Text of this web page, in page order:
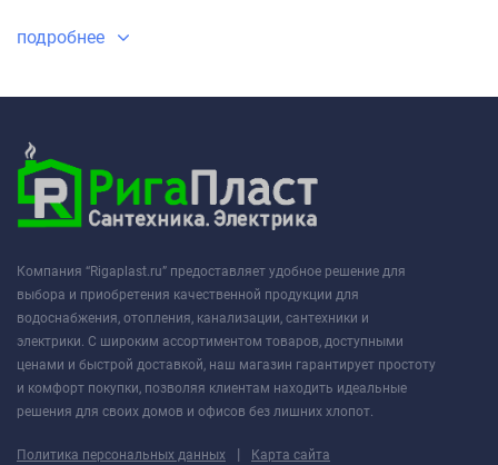
подробнее
Компания “Rigaplast.ru” предоставляет удобное решение для
выбора и приобретения качественной продукции для
водоснабжения, отопления, канализации, сантехники и
электрики. С широким ассортиментом товаров, доступными
ценами и быстрой доставкой, наш магазин гарантирует простоту
и комфорт покупки, позволяя клиентам находить идеальные
решения для своих домов и офисов без лишних хлопот.
Политика персональных данных | Карта сайта